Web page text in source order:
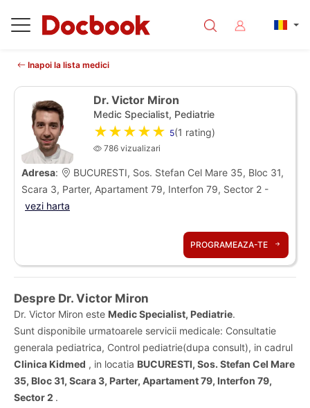
Inapoi la lista medici
Dr. Victor Miron
Medic Specialist, Pediatrie
★★★★★ 5(1 rating)
786 vizualizari
Adresa:
BUCURESTI, Sos. Stefan Cel Mare 35, Bloc 31,
Scara 3, Parter, Apartament 79, Interfon 79, Sector 2 -
vezi harta
PROGRAMEAZA-TE
Despre Dr. Victor Miron
Dr. Victor Miron este Medic Specialist, Pediatrie.
Sunt disponibile urmatoarele servicii medicale: Consultatie
generala pediatrica, Control pediatrie(dupa consult), in cadrul
Clinica Kidmed , in locatia BUCURESTI, Sos. Stefan Cel Mare
35, Bloc 31, Scara 3, Parter, Apartament 79, Interfon 79,
Sector 2 .